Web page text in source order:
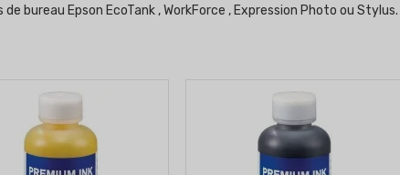
Epson EcoTank , WorkForce , Expression Photo ou Stylus.